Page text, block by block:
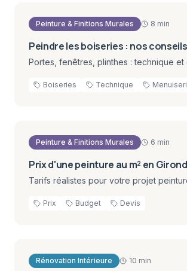
Peinture & Finitions Murales 8 min
Peindre les boiseries : nos
Portes, fenêtres, plinthes : technique et
Boiseries Technique
Peinture & Finitions Murales 6 min
Prix d'une peinture au m² en
Tarifs réalistes pour votre projet
Prix Budget Devis
Rénovation Intérieure 10 min